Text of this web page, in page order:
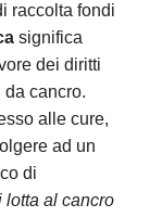
raccolta fondi
significa
dei diritti
cancro.
alle cure,
ad un
di
lotta al cancro